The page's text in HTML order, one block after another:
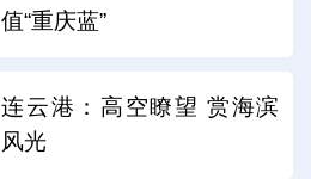
值“重庆蓝”
连云港：高空瞭望 赏海滨
风光